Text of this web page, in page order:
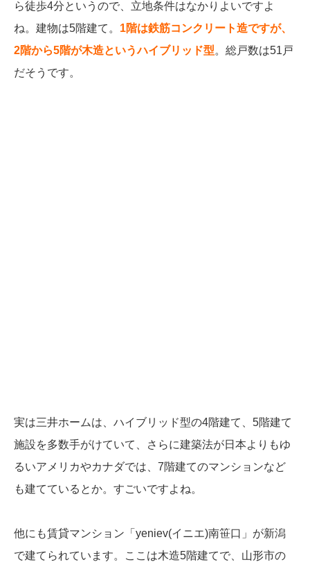
ら徒歩4分というので、立地条件はなかりよいですよ
ね。 建物は5階建て。 1階は鉄筋コンクリート造ですが、
2階から5階が木造というハイブリッド型。総戸数は51戸
だそうです。
実は三井ホームは、ハイブリッド型の4階建て、5階建て
施設を多数手がけていて、さらに建築法が日本よりもゆ
るいアメリカやカナダでは、7階建てのマンションなど
も建てているとか。すごいですよね。
他にも賃貸マンション 「yeniev(イニエ)南笹口」が新潟
で建てられています。ここは木造5階建てで、山形市の